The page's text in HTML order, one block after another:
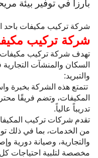
بارزاً في توفير بيئة
شركة تركيب مكيفات باحد
شركة تركيب
تهدف شركة تركيب مكيفات
السكان والمنشآت التجارية
والتبريد:
تتمتع هذه الشركة بخبرة
المكيفات، وتضم فريقًا
تدريباً عالياً.
تقدم شركات تركيب
من الخدمات، بما في ذلك
والتجارية، وصيانة دورية
مخصصة لتلبية احتياجات